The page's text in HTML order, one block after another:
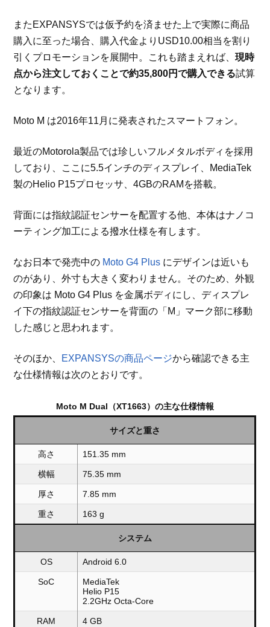
またEXPANSYSでは仮予約を済ませた上で実際に商品
購入に至った場合、購入代金よりUSD10.00相当を割り
引くプロモーションを展開中。これも踏まえれば、現時
点から注文しておくことで約35,800円で購入できる試算
となります。
Moto M は2016年11月に発表されたスマートフォン。
最近のMotorola製品では珍しいフルメタルボディを採用
しており、ここに5.5インチのディスプレイ、MediaTek
製のHelio P15プロセッサ、4GBのRAMを搭載。
背面には指紋認証センサーを配置する他、本体はナノコ
ーティング加工による撥水仕様を有します。
なお日本で発売中の Moto G4 Plus にデザインは近いも
のがあり、外寸も大きく変わりません。そのため、外観
の印象は Moto G4 Plus を金属ボディにし、ディスプレ
イ下の指紋認証センサーを背面の「M」マーク部に移動
した感じと思われます。
そのほか、 EXPANSYSの商品ページから確認できる主
な仕様情報は次のとおりです。
Moto M Dual（XT1663）の主な仕様情報
サイズと重さ
高さ 151.35 mm
横幅 75.35 mm
厚さ 7.85 mm
重さ 163 g
システム
OS Android 6.0
SoC
MediaTek
Helio P15
2.2GHz Octa-Core
RAM 4 GB